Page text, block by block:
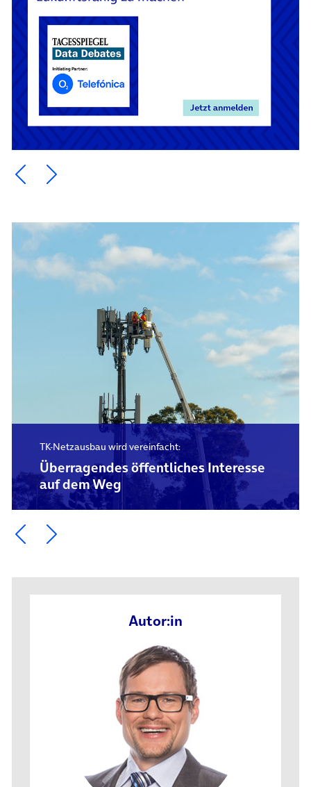
Ein Element zurück blättern
Ein Element weiter blättern
TK-Netzausbau wird vereinfacht:
Überragendes öffentliches Interesse
auf dem Weg
Ein Element zurück blättern
Ein Element weiter blättern
Autor:in